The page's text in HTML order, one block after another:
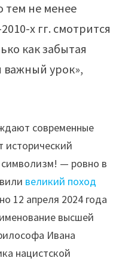
тем не менее
х гг. смотрится
как забытая
важный урок»,
современные
исторический
— ровно в
великий поход
12 апреля 2024 года
высшей
Ивана
нацистской